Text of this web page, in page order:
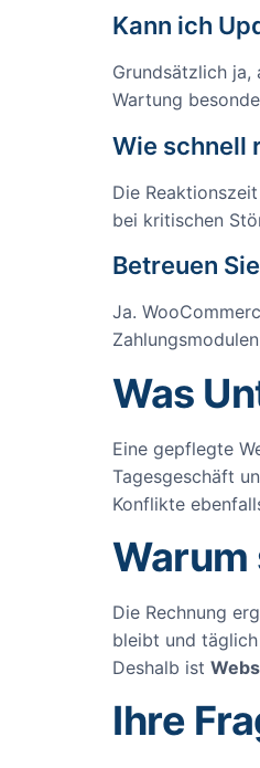
Kann ich
Grundsätzlich ja,
Wartung
Wie schnell
Die
bei kritischen
Betreuen
Ja.
Was
Eine gepflegte
Tagesgeschäft
Konflikte
Die Rechnung
bleibt und
Deshalb ist
Ihre